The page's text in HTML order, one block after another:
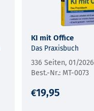
KI mit Office
Das Praxisbuch
336 Seiten, 01/2026
MT-0073
19,95